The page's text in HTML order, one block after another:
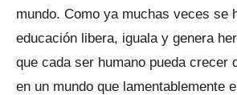
mundo. Como ya muchas veces se
educación libera, iguala y genera
que cada ser humano pueda crecer
en un mundo que lamentablemente